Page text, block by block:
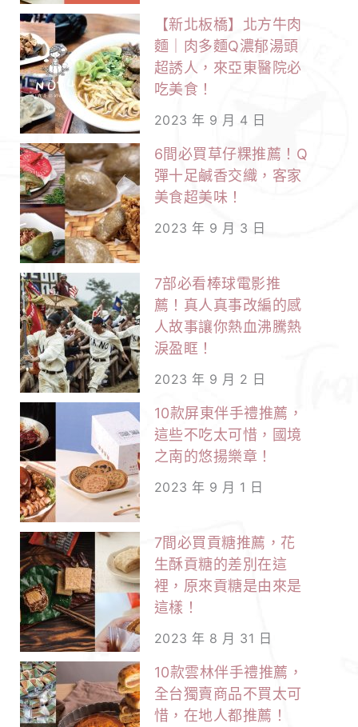
【新北板橋】北方牛肉
麵｜肉多麵Q濃郁湯頭
超誘人，來亞東醫院必
吃美食！
2023 年 9 月 4 日
6間必買草仔粿推薦！Q
彈十足鹹香交織，客家
美食超美味！
2023 年 9 月 3 日
7部必看棒球電影推
薦！真人真事改編的感
人故事讓你熱血沸騰熱
淚盈眶！
2023 年 9 月 2 日
10款屏東伴手禮推薦，
這些不吃太可惜，國境
之南的悠揚樂章！
2023 年 9 月 1 日
7間必買貢糖推薦，花
生酥貢糖的差別在這
裡，原來貢糖是由來是
這樣！
2023 年 8 月 31 日
10款雲林伴手禮推薦，
全台獨賣商品不買太可
惜，在地人都推薦！